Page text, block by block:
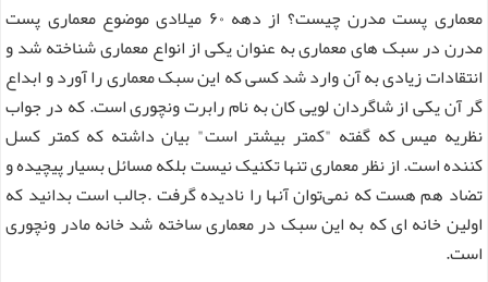
معماری پست مدرن چیست؟ از دهه ۶۰ میلادی موضوع معماری پست
مدرن در سبک های معماری به عنوان یکی از انواع معماری شناخته شد و
انتقادات زیادی به آن وارد شد کسی که این سبک معماری را آورد و ابداع
گر آن یکی از شاگردان لویی کان به نام رابرت ونچوری است. که در جواب
نظریه میس که گفته "کمتر بیشتر است" بیان داشته که کمتر کسل
کننده است. از نظر معماری تنها تکنیک نیست بلکه مسائل بسیار پیچیده و
تضاد هم هست که نمی‌توان آنها را نادیده گرفت .جالب است بدانید که
اولین خانه ای که به این سبک در معماری ساخته شد خانه مادر ونچوری
است.